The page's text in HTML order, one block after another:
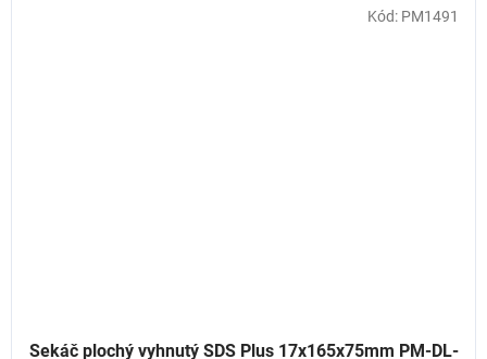
Sekáč plochý vyhnutý SDS Plus 17x165x75mm PM-DL-
Kód: PM1491